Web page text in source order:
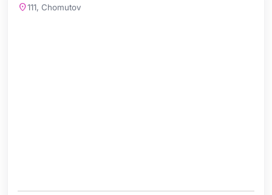
location_on111, Chomutov